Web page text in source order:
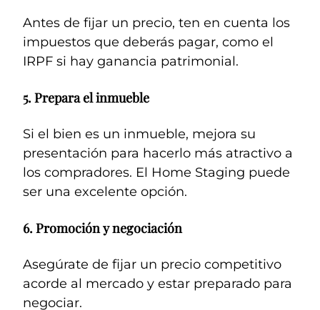
Antes de fijar un precio, ten en cuenta los
impuestos que deberás pagar, como el
IRPF si hay ganancia patrimonial.
5.Prepara el inmueble
Si el bien es un inmueble, mejora su
presentación para hacerlo más atractivo a
los compradores. El Home Staging puede
ser una excelente opción.
6.Promoción y negociación
Asegúrate de fijar un precio competitivo
acorde al mercado y estar preparado para
negociar.